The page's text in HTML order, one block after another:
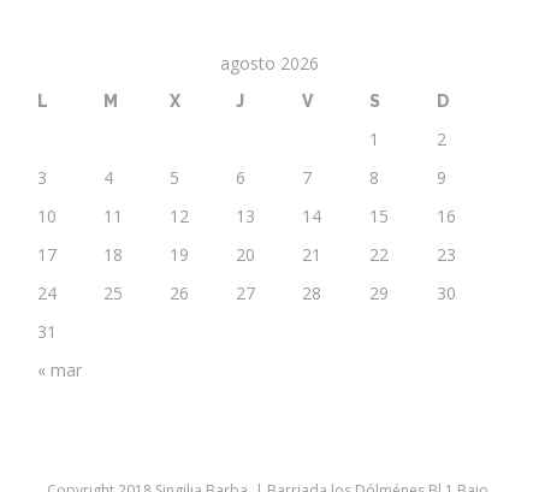
agosto 2026
L M X J V S D
« mar
1
2
3
4 5 6 7 8
9
10
11 12 13 14 15
16
17
18 19 20 21 22
23
24
25 26 27 28 29
30
31